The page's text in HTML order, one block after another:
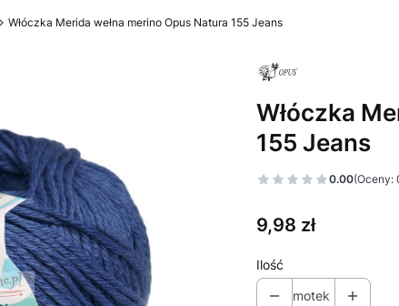
Włóczka Merida wełna merino Opus Natura 155 Jeans
Włóczka
155 Jeans
0.00(Oceny:
Cena
9,98 zł
Ilość
motek